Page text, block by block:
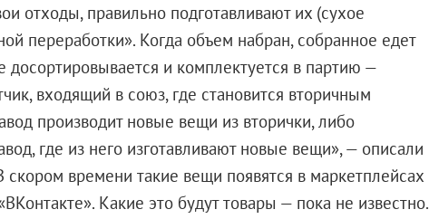
отходы, правильно подготавливают их (сухое
переработки». Когда объем набран, собранное едет
досортировывается и комплектуется в партию —
входящий в союз, где становится вторичным
производит новые вещи из вторички, либо
где из него изготавливают новые вещи», — описали
времени такие вещи появятся в маркетплейсах
Какие это будут товары — пока не известно.